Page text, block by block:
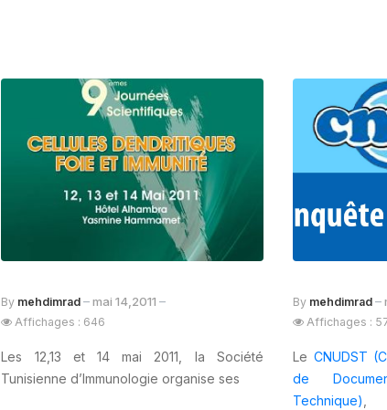
By mehdimrad mai 14,2011
Affichages : 646
Les 12,13 et 14 mai 2011, la Société
Tunisienne d’Immunologie organise ses
By mehdimrad
Affichages :
Le CNUDST
de
Technique)